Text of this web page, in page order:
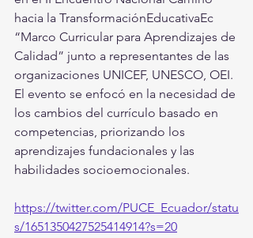
hacia la TransformaciónEducativaEc
“Marco Curricular para Aprendizajes de
Calidad” junto a representantes de las
organizaciones UNICEF, UNESCO, OEI.
El evento se enfocó en la necesidad de
los cambios del currículo basado en
competencias, priorizando los
aprendizajes fundacionales y las
habilidades socioemocionales.
https://twitter.com/PUCE_Ecuador/statu
s/1651350427525414914?s=20